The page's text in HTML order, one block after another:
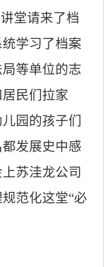
堂请来了档
学习了档案
等单位的志
民们拉家
园的孩子们
发展史中感
苏洼龙公司
范化这堂“必